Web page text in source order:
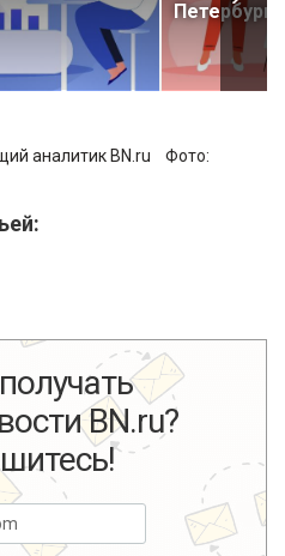
Петербурга
аналитик BN.ru Фото:
BN.ru?